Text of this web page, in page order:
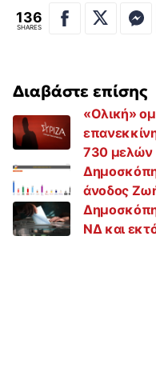
136
SHARES
Διαβάστε επίσης
«Ολική»
730 μελών
άνοδος
ΝΔ και